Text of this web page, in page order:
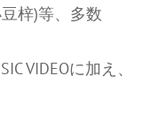
梓)等、多数
VIDEOに加え、